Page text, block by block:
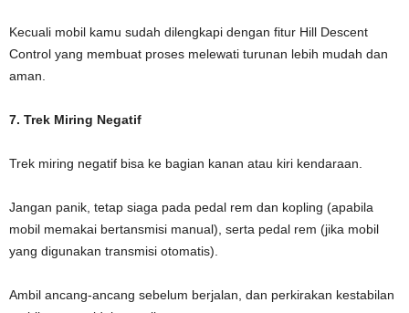
Kecuali mobil kamu sudah dilengkapi dengan fitur Hill Descent
Control yang membuat proses melewati turunan lebih mudah dan
aman.
7. Trek Miring Negatif
Trek miring negatif bisa ke bagian kanan atau kiri kendaraan.
Jangan panik, tetap siaga pada pedal rem dan kopling (apabila
mobil memakai bertansmisi manual), serta pedal rem (jika mobil
yang digunakan transmisi otomatis).
Ambil ancang-ancang sebelum berjalan, dan perkirakan kestabilan